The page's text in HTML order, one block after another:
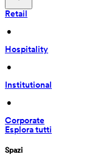
Retail
•
Hospitality
•
Institutional
•
Corporate
Esplora tutti
Spazi